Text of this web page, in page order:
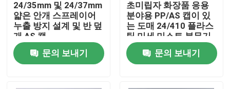
우리에 대하여
공장 여행
24/35mm 및 24/37mm
얇은 안개 스프레이어
누출 방지 설계 및 반 덮
개 AS 캡
문의 보내기
초미립자 화장품 응용
분야용 PP/AS 캡이 있
는 도매 24/410 플라스
틱 미세 미스트 분무기
문의 보내기